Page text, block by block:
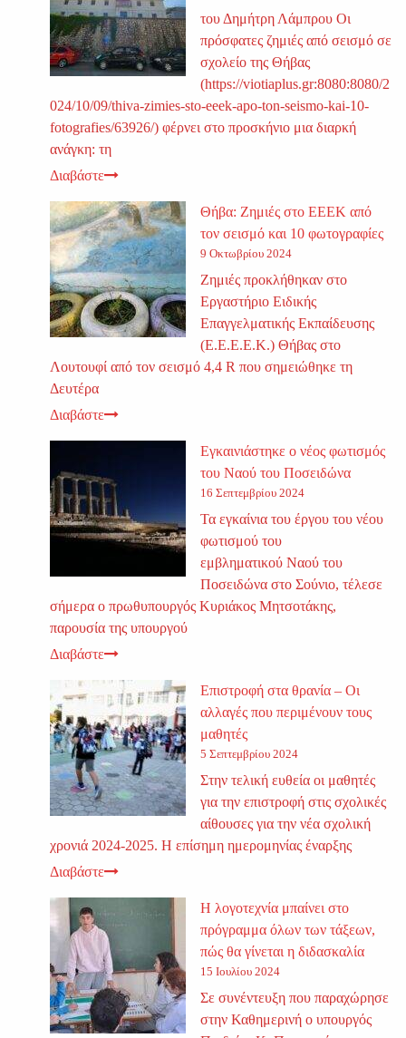
του Δημήτρη Λάμπρου Οι
πρόσφατες ζημιές από σεισμό σε
σχολείο της Θήβας
(https://viotiaplus.gr:8080:8080/2
024/10/09/thiva-zimies-sto-eeek-apo-ton-seismo-kai-10-
fotografies/63926/) φέρνει στο προσκήνιο μια διαρκή
ανάγκη: τη
Διαβάστε
Θήβα: Ζημιές στο ΕΕΕΚ από
τον σεισμό και 10 φωτογραφίες
9 Οκτωβρίου 2024
Ζημιές προκλήθηκαν στο
Εργαστήριο Ειδικής
Επαγγελματικής Εκπαίδευσης
(Ε.Ε.Ε.Ε.Κ.) Θήβας στο
Λουτουφί από τον σεισμό 4,4 R που σημειώθηκε τη
Δευτέρα
Διαβάστε
Εγκαινιάστηκε ο νέος φωτισμός
του Ναού του Ποσειδώνα
16 Σεπτεμβρίου 2024
Τα εγκαίνια του έργου του νέου
φωτισμού του
εμβληματικού Ναού του
Ποσειδώνα στο Σούνιο, τέλεσε
σήμερα ο πρωθυπουργός Κυριάκος Μητσοτάκης,
παρουσία της υπουργού
Διαβάστε
Επιστροφή στα θρανία – Οι
αλλαγές που περιμένουν τους
μαθητές
5 Σεπτεμβρίου 2024
Στην τελική ευθεία οι μαθητές
για την επιστροφή στις σχολικές
αίθουσες για την νέα σχολική
χρονιά 2024-2025. Η επίσημη ημερομηνίας έναρξης
Διαβάστε
Η λογοτεχνία μπαίνει στο
πρόγραμμα όλων των τάξεων,
πώς θα γίνεται η διδασκαλία
15 Ιουλίου 2024
Σε συνέντευξη που παραχώρησε
στην Καθημερινή ο υπουργός